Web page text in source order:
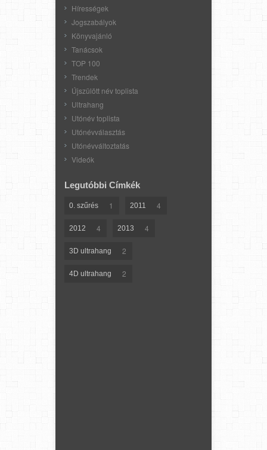
Hírességek
Jogszabályok
Könyvajánló
Tanácsok
TOP 100
Trendek
Újszülött név toplista
Ultrahang
Utónév toplista
Utónévválasztás
Utónévváltoztatás
Videók
Legutóbbi Címkék
0. szűrés 1 2011 4
2012 4 2013 4
3D ultrahang 2
4D ultrahang 2